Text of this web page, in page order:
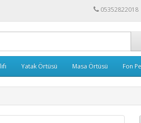
05352822018
Yatak Örtüsü Masa Örtüsü Fon